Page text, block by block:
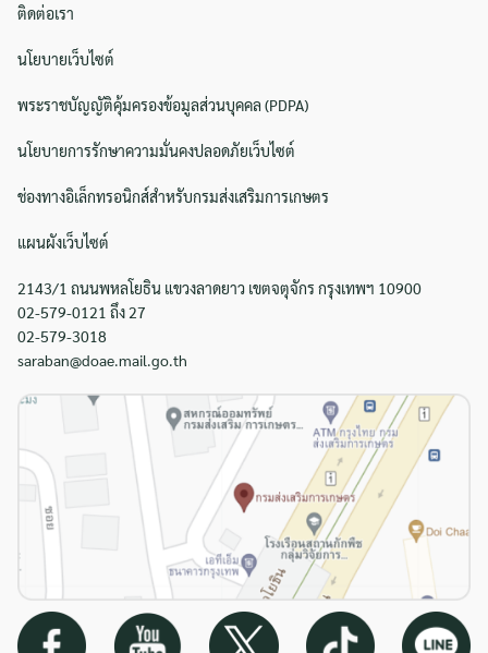
ติดต่อเรา
นโยบายเว็บไซต์
พระราชบัญญัติคุ้มครองข้อมูลส่วนบุคคล (PDPA)
นโยบายการรักษาความมั่นคงปลอดภัยเว็บไซต์
ช่องทางอิเล็กทรอนิกส์สำหรับกรมส่งเสริมการเกษตร
แผนผังเว็บไซต์
2143/1 ถนนพหลโยธิน แขวงลาดยาว เขตจตุจักร กรุงเทพฯ 10900
02-579-0121 ถึง 27
02-579-3018
saraban@doae.mail.go.th